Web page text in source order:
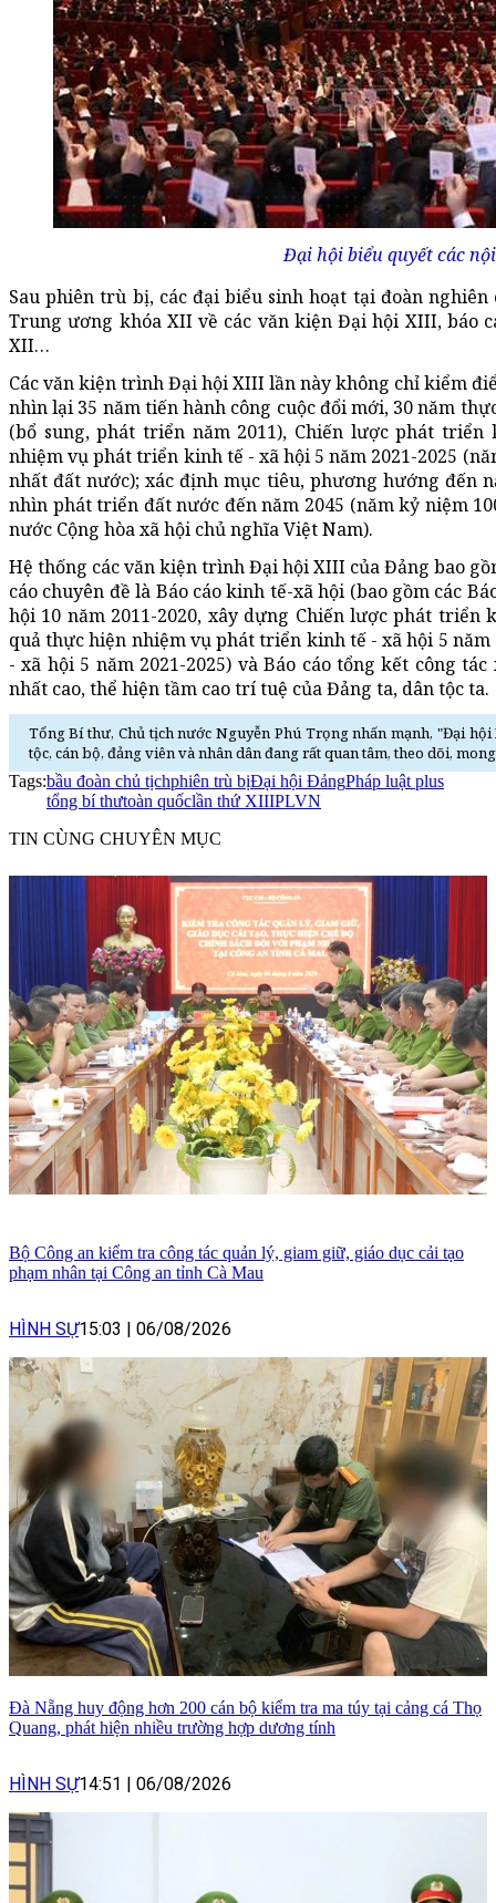
Đại hội biểu quyết các
Sau phiên trù bị, các đại biểu sinh hoạt tại đoàn
Trung ương khóa XII về các văn kiện Đại hội XIII, báo
XII…
Các văn kiện trình Đại hội XIII lần này không chỉ kiểm
nhìn lại 35 năm tiến hành công cuộc đổi mới, 30 năm
(bổ sung, phát triển năm 2011), Chiến lược phát
nhiệm vụ phát triển kinh tế - xã hội 5 năm 2021-2025
nhất đất nước); xác định mục tiêu, phương hướng đến
nhìn phát triển đất nước đến năm 2045 (năm kỷ niệm
nước Cộng hòa xã hội chủ nghĩa Việt Nam).
Hệ thống các văn kiện trình Đại hội XIII của Đảng bao
cáo chuyên đề là Báo cáo kinh tế-xã hội (bao gồm các
hội 10 năm 2011-2020, xây dựng Chiến lược phát triển
quả thực hiện nhiệm vụ phát triển kinh tế - xã hội 5
- xã hội 5 năm 2021-2025) và Báo cáo tổng kết công
nhất cao, thể hiện tầm cao trí tuệ của Đảng ta, dân tộc ta.
Tổng Bí thư, Chủ tịch nước Nguyễn Phú Trọng nhấn mạnh, "Đại
tộc, cán bộ, đảng viên và nhân dân đang rất quan tâm, theo dõi,
Tags:bầu đoàn chủ tịchphiên trù bịĐại hội ĐảngPháp luật plus
tổng bí thưtoàn quốclần thứ XIIIPLVN
TIN CÙNG CHUYÊN MỤC
Bộ Công an kiểm tra công tác quản lý, giam giữ, giáo dục cải tạo
phạm nhân tại Công an tỉnh Cà Mau
HÌNH SỰ15:03 06/08/2026
Đà Nẵng huy động hơn 200 cán bộ kiểm tra ma túy tại cảng cá Thọ
Quang, phát hiện nhiều trường hợp dương tính
HÌNH SỰ14:51 06/08/2026